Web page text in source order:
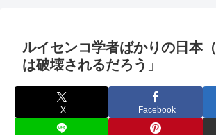
ルイセンコ学者ばかりの日本
は破壊されるだろう」
X Facebook